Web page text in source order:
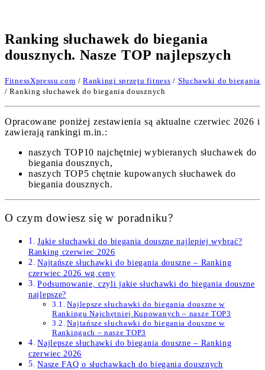
Ranking słuchawek do biegania
dousznych. Nasze TOP najlepszych
FitnessXpressu.com /Rankingi sprzętu fitness / Słuchawki do biegania
/ Ranking słuchawek do biegania dousznych
Opracowane poniżej zestawienia są aktualne czerwiec 2026 i
zawierają rankingi m.in.:
naszych TOP10 najchętniej wybieranych słuchawek do
biegania dousznych,
naszych TOP5 chętnie kupowanych słuchawek do
biegania dousznych.
O czym dowiesz się w poradniku?
Jakie słuchawki do biegania douszne najlepiej wybrać?
Ranking czerwiec 2026
Najtańsze słuchawki do biegania douszne – Ranking
czerwiec 2026 wg ceny
Podsumowanie, czyli jakie słuchawki do biegania douszne
najlepsze?
Najlepsze słuchawki do biegania douszne w
Rankingu Najchętniej Kupowanych – nasze TOP3
Najtańsze słuchawki do biegania douszne w
Rankingach – nasze TOP3
Najlepsze słuchawki do biegania douszne – Ranking
czerwiec 2026
Nasze FAQ o słuchawkach do biegania dousznych